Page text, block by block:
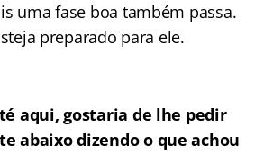
uma fase boa também passa.
preparado para ele.
aqui, gostaria de lhe pedir
abaixo dizendo o que achou